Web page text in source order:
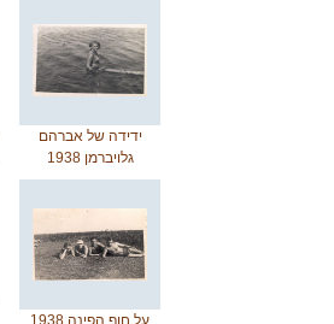
ידידה של אברהם
גלויברמן 1938
על חוף הפינה 1938